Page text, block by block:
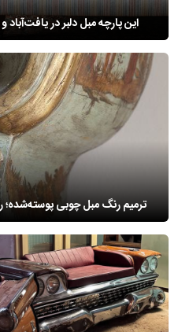
این پارچه مبل دلبر در
ترمیم رنگ مبل چوبی